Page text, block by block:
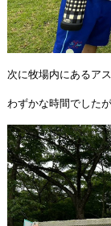
次に牧場内にあるア
わずかな時間でした